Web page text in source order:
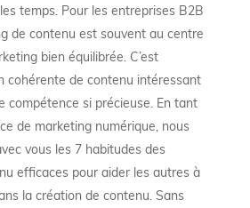
temps. Pour les entreprises B2B
de contenu est souvent au centre
bien équilibrée. C’est
cohérente de contenu intéressant
compétence si précieuse. En tant
de marketing numérique, nous
vous les 7 habitudes des
efficaces pour aider les autres à
la création de contenu. Sans